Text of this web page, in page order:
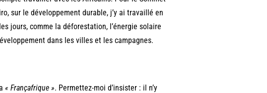
sur le développement durable, j’y ai travaillé en
jours, comme la déforestation, l’énergie solaire
dans les villes et les campagnes.
« Françafrique ». Permettez-moi d’insister : il n’y